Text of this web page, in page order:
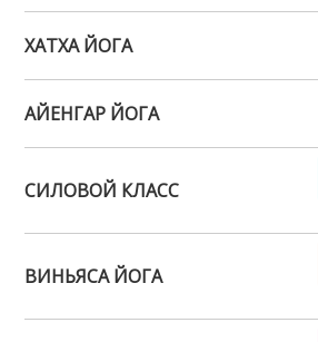
ХАТХА ЙОГА
АЙЕНГАР ЙОГА
СИЛОВОЙ КЛАСС
ВИНЬЯСА ЙОГА